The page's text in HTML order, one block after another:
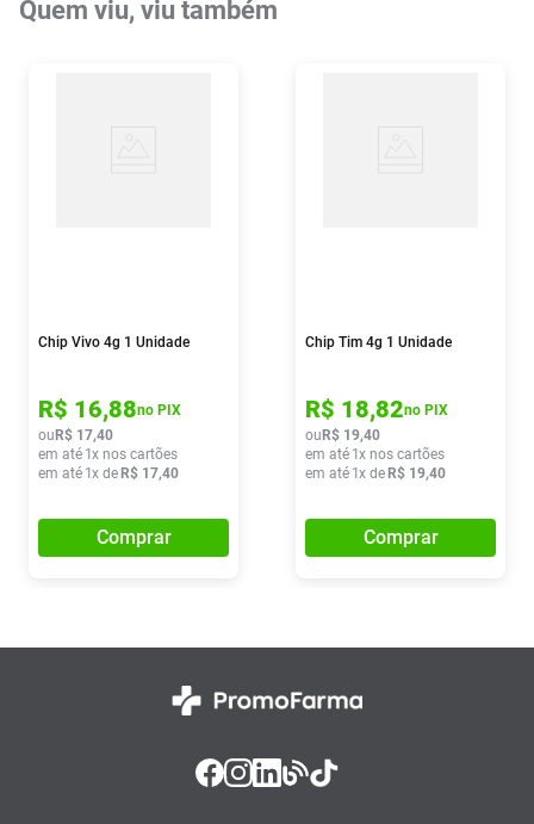
Quem viu, viu também
Chip Vivo 4g 1 Unidade
R$ 16,88no PIX
ou R$ 17,40
em até 1x nos cartões
em até 1x de R$ 17,40
Comprar
Chip Tim 4g 1 Unidade
R$ 18,82no PIX
ou R$ 19,40
em até 1x nos cartões
em até 1x de R$ 19,40
Comprar